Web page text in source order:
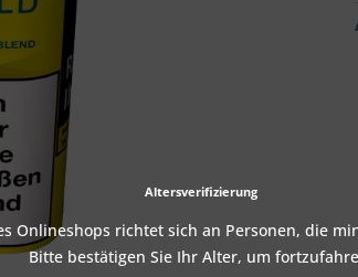
Altersverifizierung
Onlineshops richtet sich an Personen, die
Bitte bestätigen Sie Ihr Alter, um